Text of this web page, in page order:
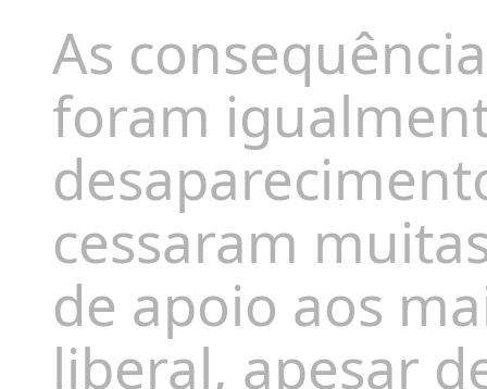
As
foram
cessaram
de apoio aos
liberal, apesar